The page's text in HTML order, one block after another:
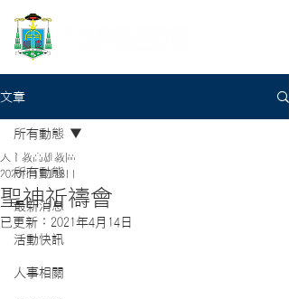
文章
所有動態
最新消息
活動快訊
人事相關
所有動態
聖神祈禱會
天主教高雄教區
2020年11月18日
已更新： 2021年4月14日